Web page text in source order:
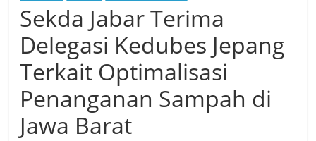
Sekda Jabar Terima
Delegasi Kedubes Jepang
Terkait Optimalisasi
Penanganan Sampah di
Jawa Barat